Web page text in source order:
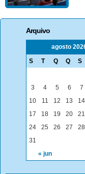
Arquivo
agosto
S
T Q Q S
« jun
3
4 5 6 7
10
11 12 13 14
17
18 19 20 21
24
25 26 27 28
31